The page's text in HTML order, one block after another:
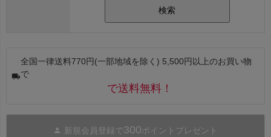
検索
全国一律送料770円(一部地域を除く) 5,500円以上のお買い物
で
で送料無料！
新規会員登録で300ポイントプレゼント